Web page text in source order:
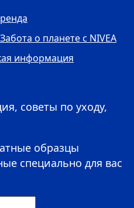
Забота о планете с NIVEA
информация
советы по уходу,
образцы
специально для вас